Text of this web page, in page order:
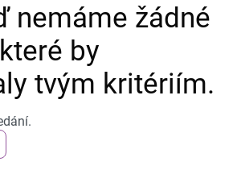
nemáme žádné
by
tvým kritériím.